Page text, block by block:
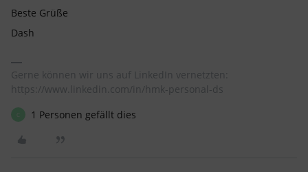
Beste Grüße
Dash
Gerne können wir uns auf LinkedIn vernetzten:
https://www.linkedin.com/in/hmk-personal-ds
1 Personen gefällt dies